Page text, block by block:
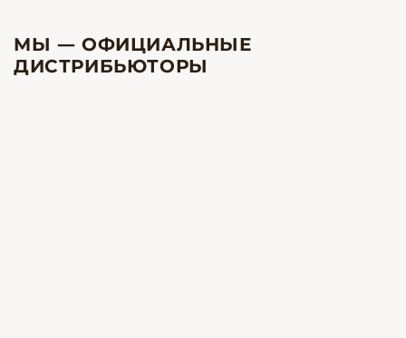
МЫ — ОФИЦИАЛЬНЫЕ
ДИСТРИБЬЮТОРЫ